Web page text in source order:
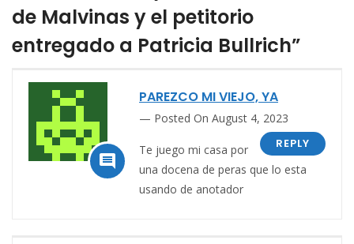
de Malvinas y el petitorio
entregado a Patricia Bullrich”

PAREZCO MI VIEJO, YA
Posted On August 4, 2023
REPLY
Te juego mi casa por
una docena de peras que lo esta
usando de anotador